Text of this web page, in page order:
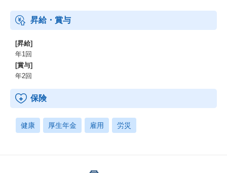
昇給・賞与
[昇給]
年1回
[賞与]
年2回
保険
健康 厚生年金 雇用 労災